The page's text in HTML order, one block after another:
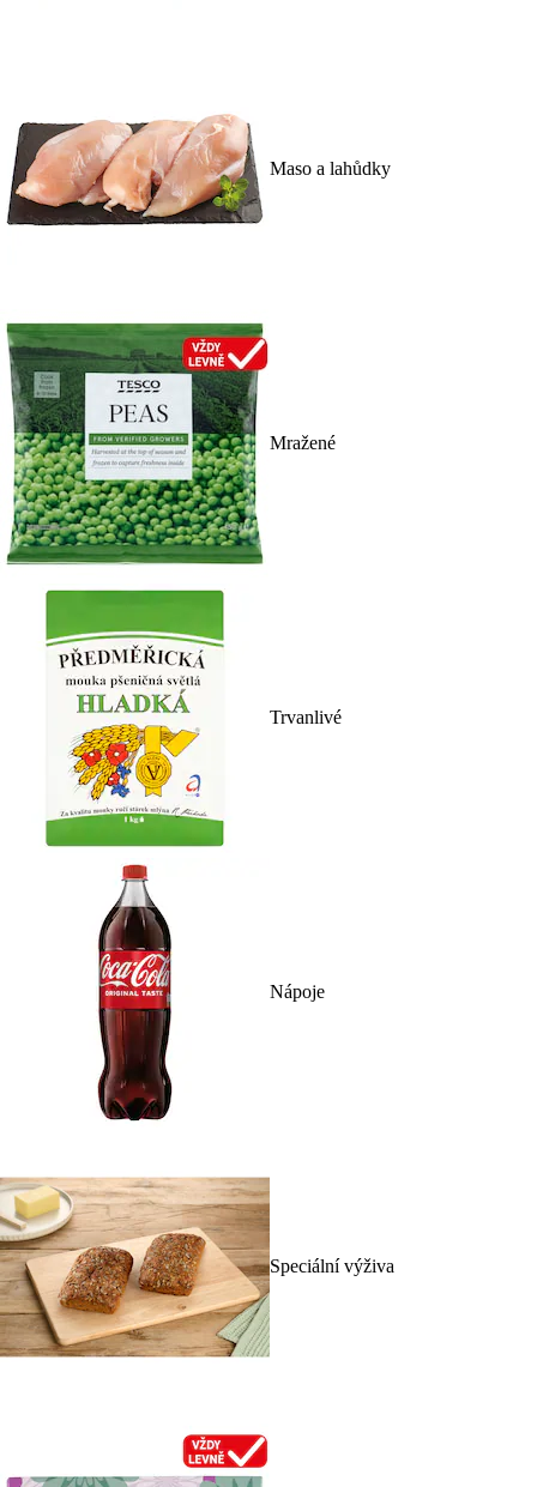
Maso a lahůdky
Mražené
Trvanlivé
Nápoje
Speciální výživa